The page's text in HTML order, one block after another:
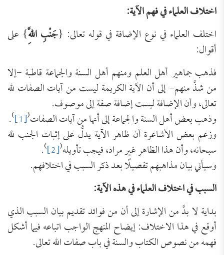
اختلاف العلماء في فهم الآية:
اختلف العلماء في نوع الإضافة في قوله تعالى: {جَنْبِ اللَّهِ} على
أقوال:
فذهب جماهير أهل العلم ومنهم أهل السنة والجماعة قاطبة -إلا
من شذَّ منهم- إلى أن الآية الكريمة ليست من آيات الصفات لله
تعالى، وأن الإضافة ليست إضافة صفة إلى موصوف.
وذهب بعض أهل السنة والجماعة إلى أنها من آيات الصفات(
[1]
)
.
وزعم بعض الأشاعرة أن ظاهر الآية يدلُّ على إثبات الجنب لله
سبحانه، وأن هذا الظاهر غير مراد، فيجب تأويله(
[2]
)
.
وسيأتي بيان مذاهبهم تفصيلًا بعد ذكر السبب في اختلافهم.
السبب في اختلاف العلماء في هذه الآية:
بداية لا بدَّ من الإشارة إلى أن من فوائد تقديم بيان السبب الذي
أوقع في هذا الاختلاف: إيضاح المنهج الواجب اتباعه فيما أشكل
فهمه من نصوص الكتاب والسنة في باب صفات الله تعالى.